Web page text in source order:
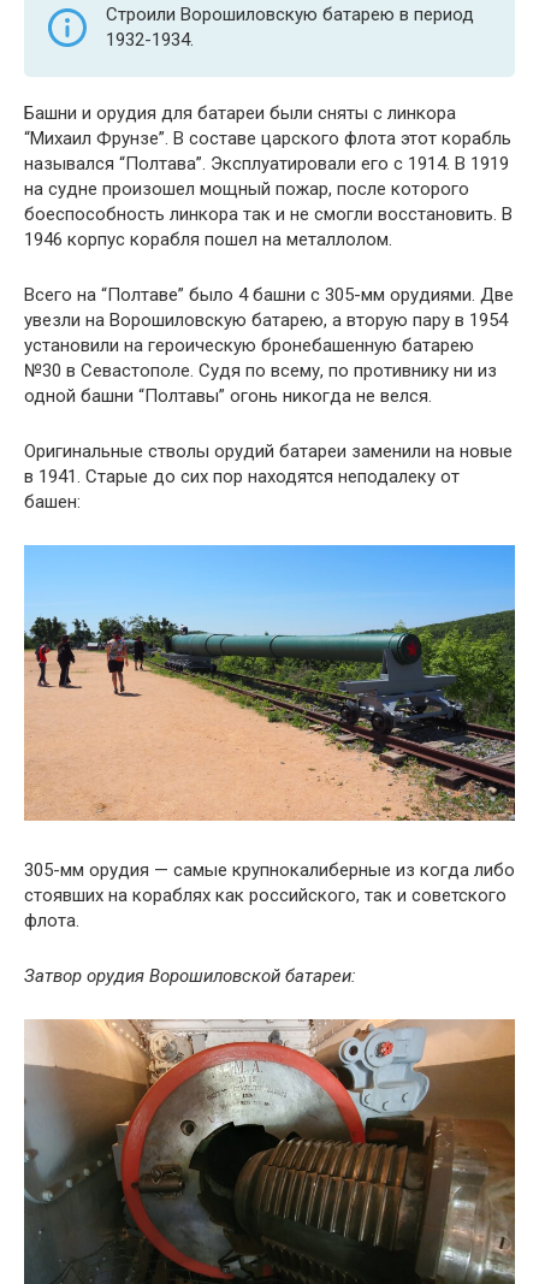
Строили Ворошиловскую батарею в период
1932-1934.
Башни и орудия для батареи были сняты с линкора
“Михаил Фрунзе”. В составе царского флота этот корабль
назывался “Полтава”. Эксплуатировали его с 1914. В 1919
на судне произошел мощный пожар, после которого
боеспособность линкора так и не смогли восстановить. В
1946 корпус корабля пошел на металлолом.
Всего на “Полтаве” было 4 башни с 305-мм орудиями. Две
увезли на Ворошиловскую батарею, а вторую пару в 1954
установили на героическую бронебашенную батарею
№30 в Севастополе. Судя по всему, по противнику ни из
одной башни “Полтавы” огонь никогда не велся.
Оригинальные стволы орудий батареи заменили на новые
в 1941. Старые до сих пор находятся неподалеку от
башен:
305-мм орудия — самые крупнокалиберные из когда либо
стоявших на кораблях как российского, так и советского
флота.
Затвор орудия Ворошиловской батареи: